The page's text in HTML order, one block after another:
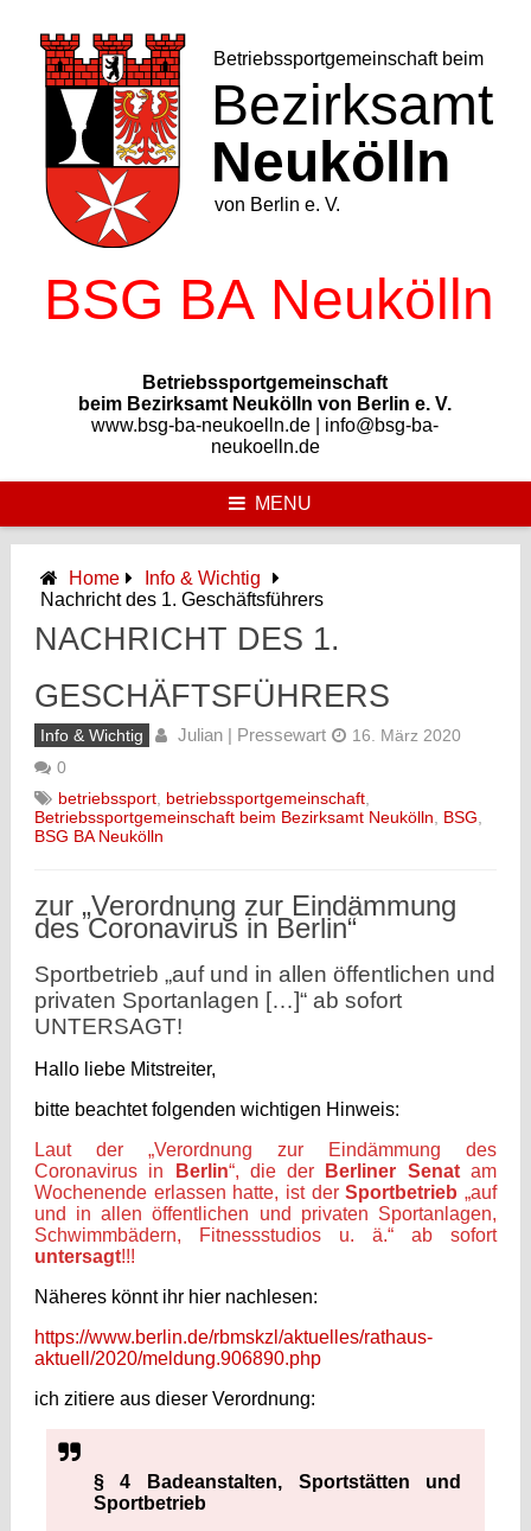
content
Betriebssportgemeinschaft
beim Bezirksamt Neukölln von Berlin e. V.
www.bsg-ba-neukoelln.de | info@bsg-ba-
neukoelln.de
MENU
Home
Info & Wichtig
Nachricht des 1. Geschäftsführers
NACHRICHT DES 1.
GESCHÄFTSFÜHRERS
Info & Wichtig Julian | Pressewart
16. März 2020
0
betriebssport, betriebssportgemeinschaft,
Betriebssportgemeinschaft beim Bezirksamt Neukölln
BSG
BSG BA Neukölln
zur „Verordnung zur Eindämmung
des Coronavirus in Berlin“
Sportbetrieb „auf und in allen öffentlichen und
privaten Sportanlagen […]“ ab sofort
UNTERSAGT!
Hallo liebe Mitstreiter,
bitte beachtet folgenden wichtigen Hinweis:
Laut der „Verordnung zur Eindämmung des
Coronavirus in
Berlin“, die der Berliner Senatam
Wochenende erlassen hatte, ist derSportbetrieb „auf
und in allen öffentlichen und privaten Sportanlagen,
Schwimmbädern, Fitnessstudios u. ä.“ ab sofort
untersagt!!!
Näheres könnt ihr hier nachlesen:
https://www.berlin.de/rbmskzl/aktuelles/rathaus-
aktuell/2020/meldung.906890.php
ich zitiere aus dieser Verordnung:
§ 4 Badeanstalten, Sportstätten und
Sportbetrieb